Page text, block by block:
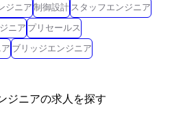
ジニア 制御設計 スタッフエンジニア
ニア プリセールス
ブリッジエンジニア
ジニアの求人を探す